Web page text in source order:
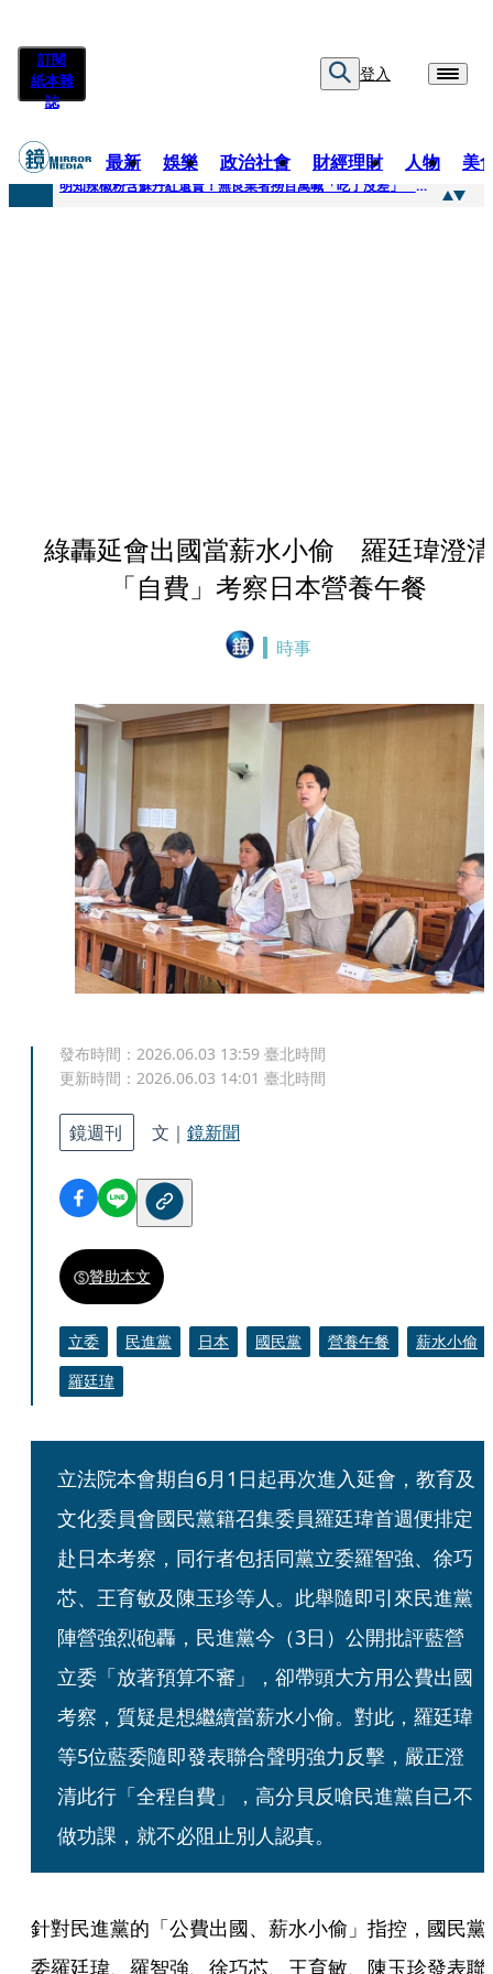
訂閱
紙本雜
誌
登入
最新 娛樂 政治社會 財經理財 人物 美
快訊
明知辣椒粉含蘇丹紅還賣！無良業者撈百萬喊「吃了沒差」 法官打臉判6月不准緩刑
綠轟延會出國當薪水小偷 羅廷瑋澄清
「自費」考察日本營養午餐
時事
發布時間： 2026.06.03 13:59 臺北時間
更新時間： 2026.06.03 14:01 臺北時間
鏡週刊 文｜ 鏡新聞
贊助本文
立委 民進黨 日本 國民黨 營養午餐
薪水小偷
羅廷瑋
立法院本會期自6月1日起再次進入延會，教育及
文化委員會國民黨籍召集委員羅廷瑋首週便排定
赴日本考察，同行者包括同黨立委羅智強、徐巧
芯、王育敏及陳玉珍等人。此舉隨即引來民進黨
陣營強烈砲轟，民進黨今（3日）公開批評藍營
立委「放著預算不審」，卻帶頭大方用公費出國
考察，質疑是想繼續當薪水小偷。對此，羅廷瑋
等5位藍委隨即發表聯合聲明強力反擊，嚴正澄
清此行「全程自費」，高分貝反嗆民進黨自己不
做功課，就不必阻止別人認真。
針對民進黨的「公費出國、薪水小偷」指控，國民黨
委羅廷瑋、羅智強、徐巧芯、王育敏、陳玉珍發表聯